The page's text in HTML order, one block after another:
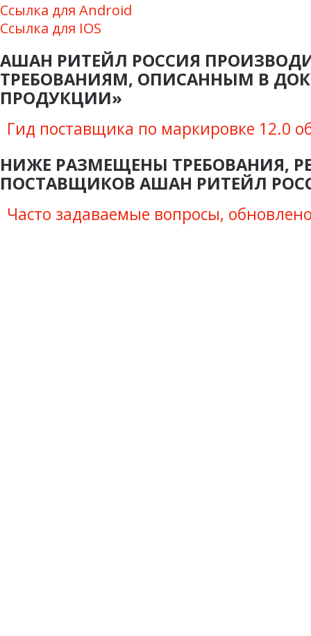
Ссылка для Android
Ссылка для IOS
АШАН РИТЕЙЛ РОССИЯ
ТРЕБОВАНИЯМ, ОПИСАННЫМ В
ПРОДУКЦИИ»
Гид поставщика по маркировке 12.0
НИЖЕ РАЗМЕЩЕНЫ ТРЕБОВАНИЯ,
ПОСТАВЩИКОВ АШАН РИТЕЙЛ
Часто задаваемые вопросы,